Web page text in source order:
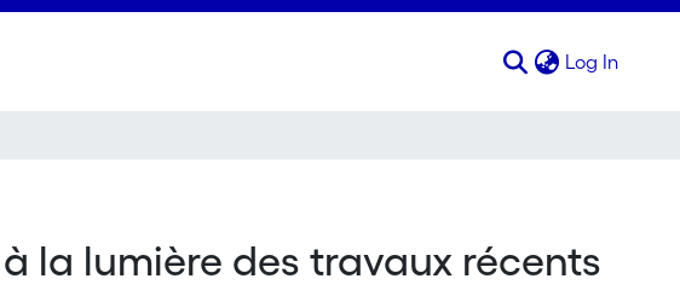
Log In
la lumière des travaux récents